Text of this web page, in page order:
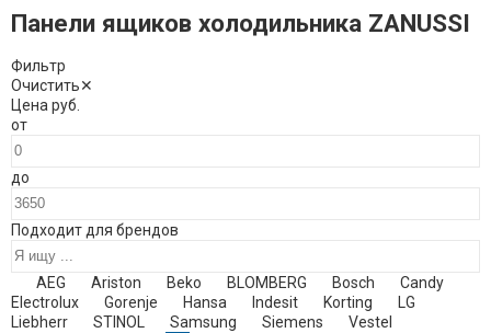
Панели ящиков холодильника ZANUSSI
Фильтр
Очистить✕
Цена руб.
от
до
Подходит для брендов
AEG Ariston Beko BLOMBERG Bosch
Candy
Electrolux
Gorenje Hansa Indesit Korting
LG
Liebherr
STINOL Samsung Siemens
Vestel